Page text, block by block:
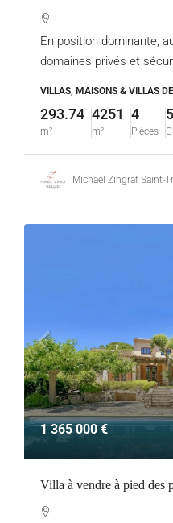
En position dominante,
domaines privés et
VILLAS, MAISONS & VILLAS
293.74
m²
4251
m²
4
Pièces
5
Michaël Zingraf Saint-
1 365 000 €
Villa à vendre à pied des